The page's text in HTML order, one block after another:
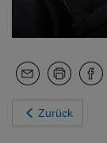
Zurück